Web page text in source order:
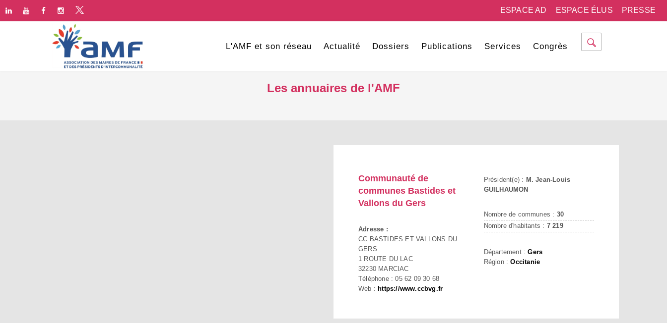
PRESSE
ESPACE ÉLUS
ESPACE AD
L'AMF et son réseau Actualité Dossiers Publications Services Congrès
Les annuaires de l'AMF
Communauté de
communes Bastides et
Vallons du Gers
Adresse :
CC BASTIDES ET VALLONS DU
GERS
1 ROUTE DU LAC
32230 MARCIAC
Téléphone : 05 62 09 30 68
Web : https://www.ccbvg.fr
Président(e) : M. Jean-Louis
GUILHAUMON
Nombre de communes : 30
Nombre d'habitants : 7 219
Département :Gers
Région :Occitanie